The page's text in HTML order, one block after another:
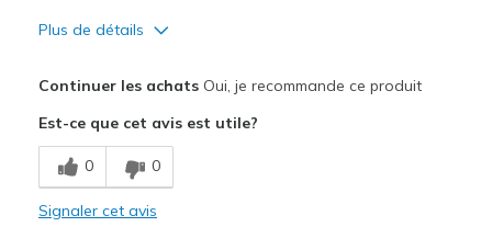
Plus de détails
Stylish
Les meilleures utilisations
Walking
Continuer les achatsOui, je recommande ce produit
Est-ce que cet avis est utile?
0 0
Signaler cet avis